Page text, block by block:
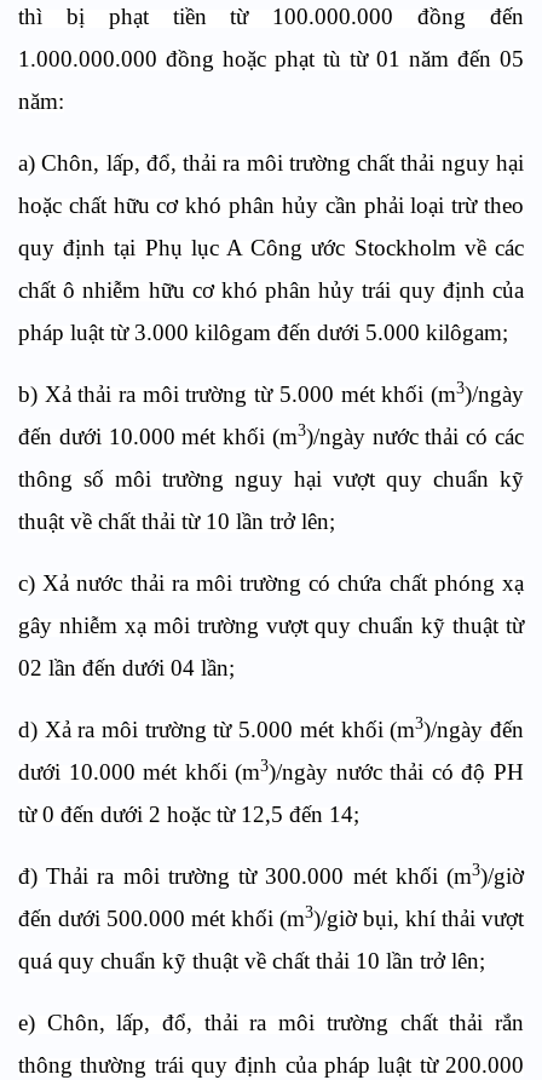
thì bị phạt tiền từ 100.000.000 đồng đến
1.000.000.000 đồng hoặc phạt tù từ 01 năm đến 05
năm:
a) Chôn, lấp, đổ, thải ra môi trường chất thải nguy hại
hoặc chất hữu cơ khó phân hủy cần phải loại trừ theo
quy định tại Phụ lục A Công ước Stockholm về các
chất ô nhiễm hữu cơ khó phân hủy trái quy định của
pháp luật từ 3.000 kilôgam đến dưới 5.000 kilôgam;
b) Xả thải ra môi trường từ 5.000 mét khối (m3)/ngày
đến dưới 10.000 mét khối (m3)/ngày nước thải có các
thông số môi trường nguy hại vượt quy chuẩn kỹ
thuật về chất thải từ 10 lần trở lên;
c) Xả nước thải ra môi trường có chứa chất phóng xạ
gây nhiễm xạ môi trường vượt quy chuẩn kỹ thuật từ
02 lần đến dưới 04 lần;
d) Xả ra môi trường từ 5.000 mét khối (m3)/ngày đến
dưới 10.000 mét khối (m3)/ngày nước thải có độ PH
từ 0 đến dưới 2 hoặc từ 12,5 đến 14;
đ) Thải ra môi trường từ 300.000 mét khối (m3)/giờ
đến dưới 500.000 mét khối (m3)/giờ bụi, khí thải vượt
quá quy chuẩn kỹ thuật về chất thải 10 lần trở lên;
e) Chôn, lấp, đổ, thải ra môi trường chất thải rắn
thông thường trái quy định của pháp luật từ 200.000